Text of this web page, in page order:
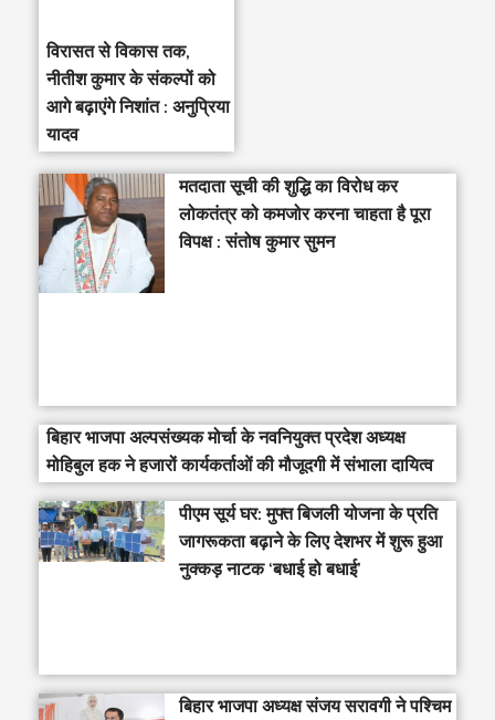
विरासत से विकास तक,
नीतीश कुमार के संकल्पों को
आगे बढ़ाएंगे निशांत : अनुप्रिया
यादव
मतदाता सूची की शुद्धि का विरोध कर
लोकतंत्र को कमजोर करना चाहता है पूरा
विपक्ष : संतोष कुमार सुमन
बिहार भाजपा अल्पसंख्यक मोर्चा के नवनियुक्त प्रदेश अध्यक्ष
मोहिबुल हक ने हजारों कार्यकर्ताओं की मौजूदगी में संभाला दायित्व
पीएम सूर्य घर: मुफ्त बिजली योजना के प्रति
जागरूकता बढ़ाने के लिए देशभर में शुरू हुआ
नुक्कड़ नाटक ‘बधाई हो बधाई’
‎बिहार भाजपा अध्यक्ष संजय सरावगी ने पश्चिम